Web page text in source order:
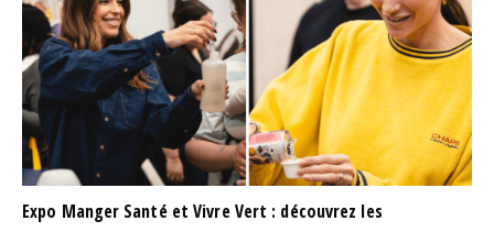
Expo Manger Santé et Vivre Vert : découvrez les